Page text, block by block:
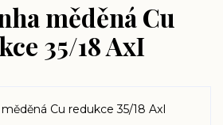
měděná Cu
35/18 AxI